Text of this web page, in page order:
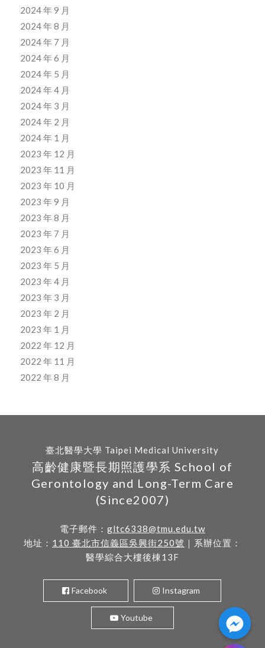
2024 年 9 月
2024 年 8 月
2024 年 7 月
2024 年 6 月
2024 年 5 月
2024 年 4 月
2024 年 3 月
2024 年 2 月
2024 年 1 月
2023 年 12 月
2023 年 11 月
2023 年 10 月
2023 年 9 月
2023 年 8 月
2023 年 7 月
2023 年 6 月
2023 年 5 月
2023 年 4 月
2023 年 3 月
2023 年 2 月
2023 年 1 月
2022 年 12 月
2022 年 11 月
2022 年 8 月
臺北醫學大學 Taipei Medical University
高齡健康暨長期照護學系 School of
Gerontology and Long-Term Care
(Since2007)
電子郵件： gltc6338@tmu.edu.tw
地址： 110 臺北市信義區吳興街250號 ｜系辦位置：
醫學綜合大樓後棟13F
Facebook Instagram
Youtube